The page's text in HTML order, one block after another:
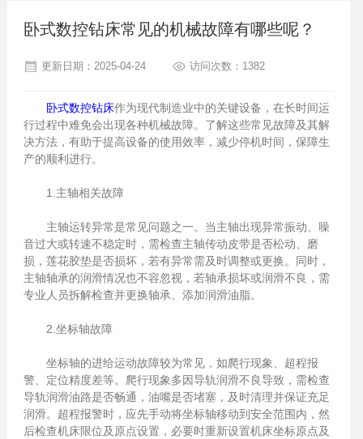
卧式数控钻床常见的机械故障有哪些呢？
更新日期：2025-04-24 访问次数：1382
卧式数控钻床作为现代制造业中的关键设备，在长时间运
行过程中难免会出现各种机械故障。了解这些常见故障及其解
决方法，有助于提高设备的使用效率，减少停机时间，保障生
产的顺利进行。
1.主轴相关故障
主轴运转异常是常见问题之一。当主轴出现异常振动、噪
音过大或转速不稳定时，需检查主轴传动皮带是否松动、磨
损，莲花胶垫是否损坏，若有异常需及时调整或更换。同时，
主轴轴承的润滑情况也不容忽视，若轴承损坏或润滑不良，需
专业人员拆解检查并更换轴承、添加润滑油脂。
2.坐标轴故障
坐标轴的进给运动故障较为常见，如爬行现象、超程报
警、定位精度差等。爬行现象多因导轨润滑不良导致，需检查
导轨润滑油路是否畅通，油嘴是否堵塞，及时清理并保证充足
润滑。超程报警时，应先手动将坐标轴移动到安全范围内，然
后检查机床限位及原点设置，必要时重新设置机床坐标原点及